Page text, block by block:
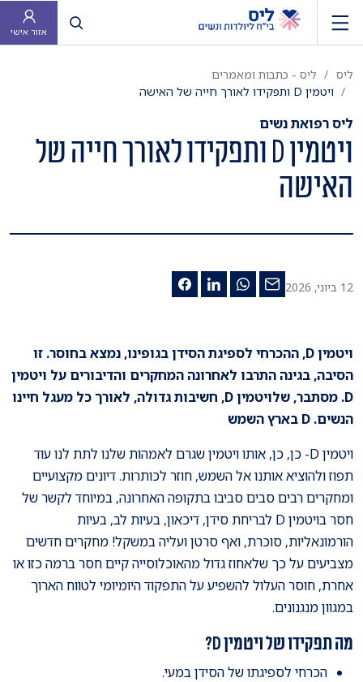
פתח חיפוש
אזור אישי
ליס
ליס - כתבות ומאמרים
ויטמין D ותפקידו לאורך חייה של האישה
ליס רפואת נשים
ויטמין D ותפקידו לאורך חייה של
האישה
12 ביוני, 2026
ויטמין D, ההכרחי לספיגת הסידן בגופינו, נמצא בחוסר. זו
הסיבה, בגינה התרבו לאחרונה המחקרים והדיבורים על ויטמין
D. מסתבר, שלויטמין D, חשיבות גדולה, לאורך כל מעגל חיינו
הנשים. D בארץ השמש
ויטמין D- כן, כן, אותו ויטמין שגרם לאמהות שלנו לתת לנו עוד
תפוז ולהוציא אותנו אל השמש, חוזר לכותרות. דיונים מקצועיים
ומחקרים רבים סבים סביבו בתקופה האחרונה, במיוחד לקשר של
חסר בויטמין D לבריחת סידן, דיכאון, בעיות לב, בעיות
הורמונאליות, סוכרת, ואף סרטן ועליה במשקל! מחקרים חדשים
מצביעים על כך שלאחוז גדול מהאוכלוסייה קיים חסר ברמה כזו או
אחרת, חוסר העלול להשפיע על התפקוד היומיומי לטווח הארוך
במגוון מנגנונים.
מה תפקידו של ויטמין D?
הכרחי לספיגתו של הסידן במעי.